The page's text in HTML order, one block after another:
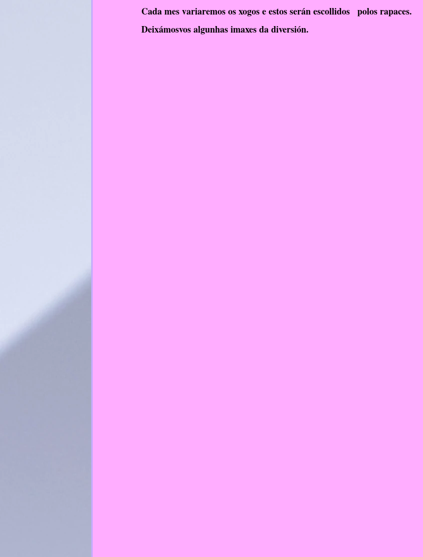
RelixiónCatólica RelixiónEvanxélica Escola Verde
Cada mes variaremos os xogos e estos serán escollidos   polos rapaces.
Deixámosvos algunhas imaxes da diversión.